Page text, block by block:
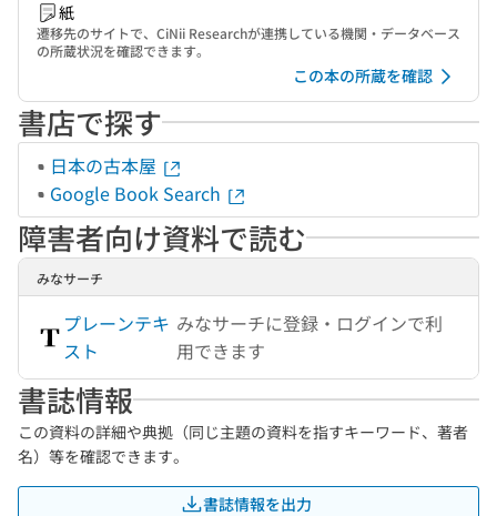
紙
遷移先のサイトで、CiNii Researchが連携している機関・データベース
の所蔵状況を確認できます。
この本の所蔵を確認
書店で探す
日本の古本屋
Google Book Search
障害者向け資料で読む
みなサーチ
プレーンテキ
スト
みなサーチに登録・ログインで利
用できます
書誌情報
この資料の詳細や典拠（同じ主題の資料を指すキーワード、著者
名）等を確認できます。
書誌情報を出力